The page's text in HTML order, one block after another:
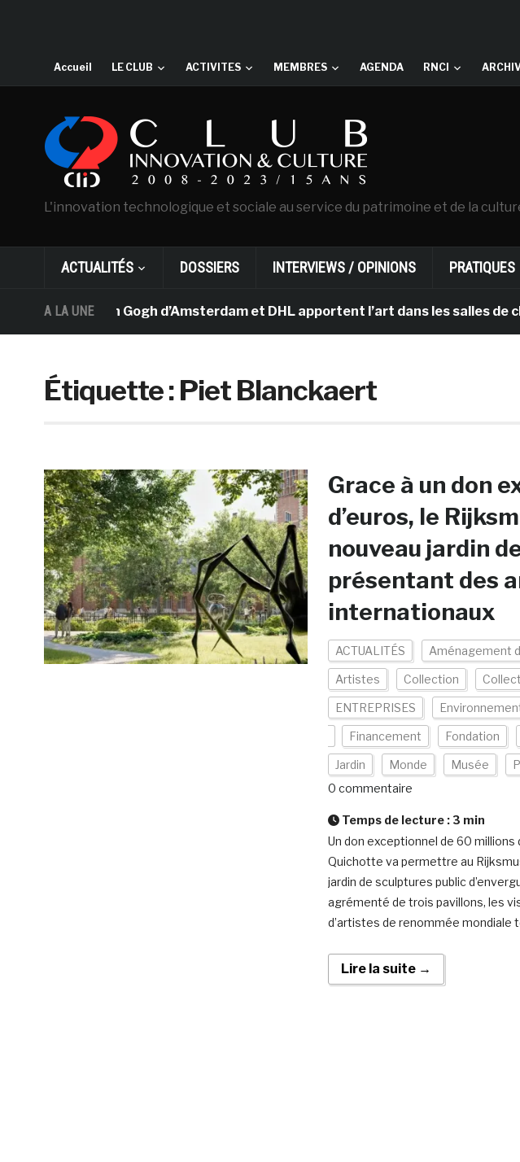
Accueil LE CLUB ACTIVITES MEMBRES AGENDA RNCI
L'innovation technologique et sociale au service du patrimoine et de la
ACTUALITÉS DOSSIERS INTERVIEWS / OPINIONS PRATIQUES
A LA UNE
musée Van Gogh d’Amsterdam et DHL apportent l’art dans les salles de
Étiquette :Piet Blanckaert
Grace à un don
d’euros, le
nouveau jardin
présentant des
internationaux
ACTUALITÉS Aménagement
Artistes Collection
ENTREPRISES
Financement Fondation
Jardin Monde Musée
0 commentaire
Temps de lecture : 3 min
Un don exceptionnel de 60 millions
Quichotte va permettre au
jardin de sculptures public
agrémenté de trois pavillons, les
d’artistes de renommée mondiale
Lire la suite →